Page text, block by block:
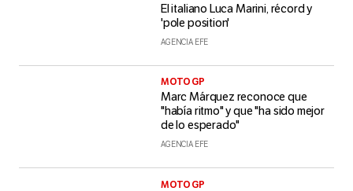
El italiano Luca Marini, récord y
'pole position'
AGENCIA EFE
MOTO GP
Marc Márquez reconoce que
"había ritmo" y que "ha sido mejor
de lo esperado"
AGENCIA EFE
MOTO GP